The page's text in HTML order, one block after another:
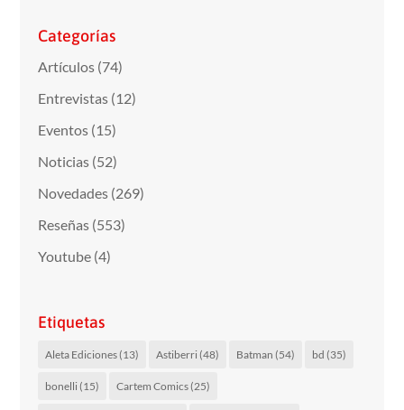
Categorías
Artículos (74)
Entrevistas (12)
Eventos (15)
Noticias (52)
Novedades (269)
Reseñas (553)
Youtube (4)
Etiquetas
Aleta Ediciones(13) Astiberri(48) Batman (54) bd (35)
bonelli(15) Cartem Comics(25)